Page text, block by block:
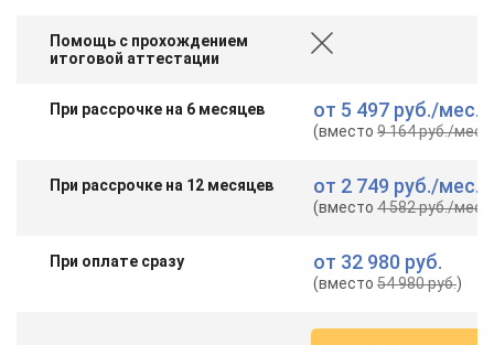
Помощь с прохождением
итоговой аттестации
При рассрочке на 6 месяцев от 5 497 руб./мес.
(вместо9 164 руб./мес.
При рассрочке на 12 месяцев от 2 749 руб./мес.
(вместо4 582 руб./мес.
При оплате сразу от 32 980 руб.
(вместо54 980 руб.)